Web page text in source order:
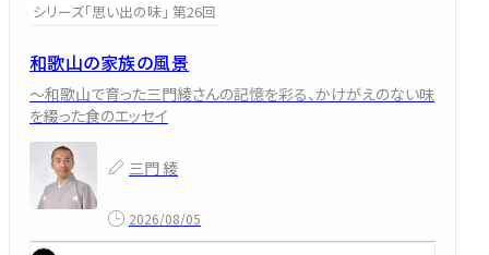
シリーズ「思い出の味」 第26回
和歌山の家族の風景
～和歌山で育った三門綾さんの記憶を彩る、かけがえのない味
を綴った食のエッセイ
三門 綾
2026/08/05